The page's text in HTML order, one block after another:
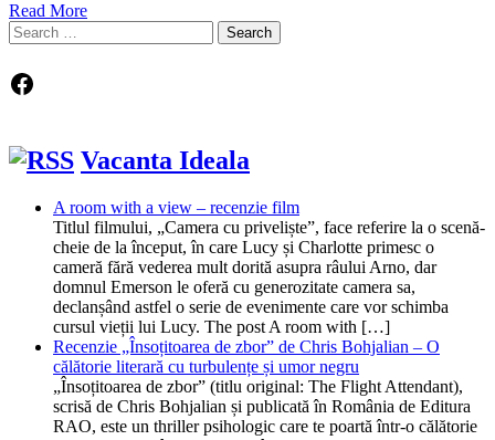
Read More
Search
for:
Facebook
Vacanta Ideala
A room with a view – recenzie film
Titlul filmului, „Camera cu priveliște”, face referire la o scenă-
cheie de la început, în care Lucy și Charlotte primesc o
cameră fără vederea mult dorită asupra râului Arno, dar
domnul Emerson le oferă cu generozitate camera sa,
declanșând astfel o serie de evenimente care vor schimba
cursul vieții lui Lucy. The post A room with […]
Recenzie „Însoțitoarea de zbor” de Chris Bohjalian – O
călătorie literară cu turbulențe și umor negru
„Însoțitoarea de zbor” (titlu original: The Flight Attendant),
scrisă de Chris Bohjalian și publicată în România de Editura
RAO, este un thriller psihologic care te poartă într-o călătorie